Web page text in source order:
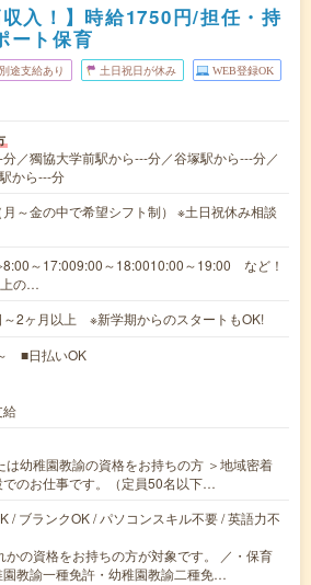
収入！】時給1750円/担任・持
ート保育
途支給あり 土日祝日が休み WEB登録OK
／獨協大学前駅から---分／谷塚駅から---分／
から---分
～金の中で希望シフト制） ※土日祝休み相談
～17:009:00～18:0010:00～19:00 など！
の…
～2ヶ月以上 ※新学期からのスタートもOK!
■日払いOK
給
は幼稚園教諭の資格をお持ちの方 ＞地域密着
でのお仕事です。（定員50名以下…
/ ブランクOK / パソコンスキル不要 / 英語力不
かの資格をお持ちの方が対象です。 ／・保育
教諭一種免許・幼稚園教諭二種免…